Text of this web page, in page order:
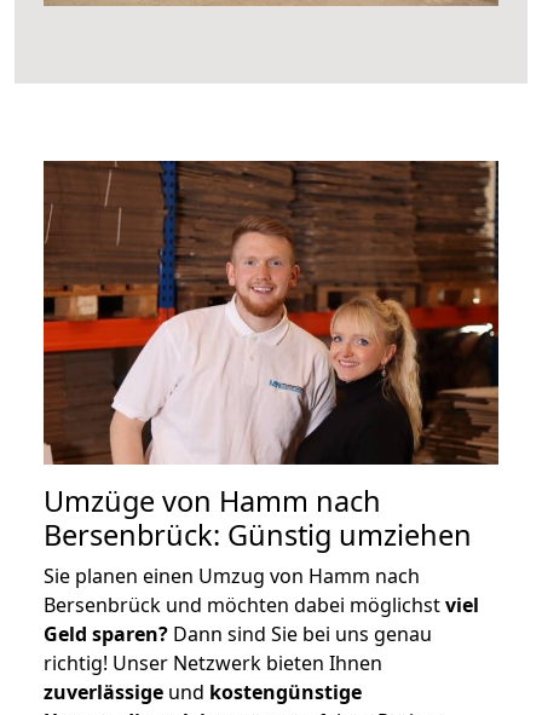
Umzüge von Hamm nach
Bersenbrück: Günstig umziehen
Sie planen einen Umzug von Hamm nach
Bersenbrück und möchten dabei möglichstviel
Geld sparen? Dann sind Sie bei uns genau
richtig! Unser Netzwerk bieten Ihnen
zuverlässige und kostengünstige